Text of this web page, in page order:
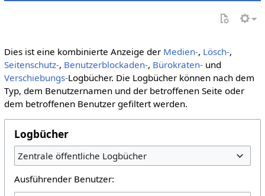
Dies ist eine kombinierte Anzeige der Medien-, Lösch-,
Seitenschutz-, Benutzerblockaden-, Bürokraten-und
Verschiebungs-Logbücher. Die Logbücher können nach dem
Typ, dem Benutzernamen und der betroffenen Seite oder
dem betroffenen Benutzer gefiltert werden.
Logbücher
Zentrale öffentliche Logbücher
Ausführender Benutzer: